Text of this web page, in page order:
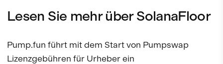
Lesen Sie mehr über SolanaFloor
Pump.fun führt mit dem Start von Pumpswap
Lizenzgebühren für Urheber ein